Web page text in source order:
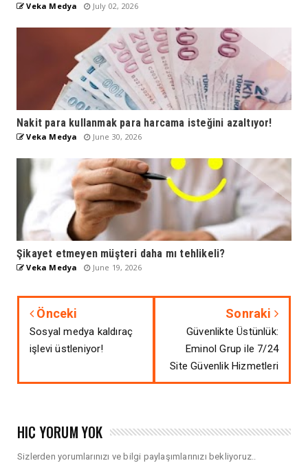
Veka Medya July 02, 2026
Nakit para kullanmak para harcama isteğini azaltıyor!
Veka Medya June 30, 2026
Şikayet etmeyen müşteri daha mı tehlikeli?
Veka Medya June 19, 2026
Önceki
Sosyal medya kaldıraç
işlevi üstleniyor!
Sonraki
Güvenlikte Üstünlük:
Eminol Grup ile 7/24
Site Güvenlik Hizmetleri
HIÇ YORUM YOK
Sizlerden yorumlarınızı ve bilgi paylaşımlarınızı bekliyoruz..